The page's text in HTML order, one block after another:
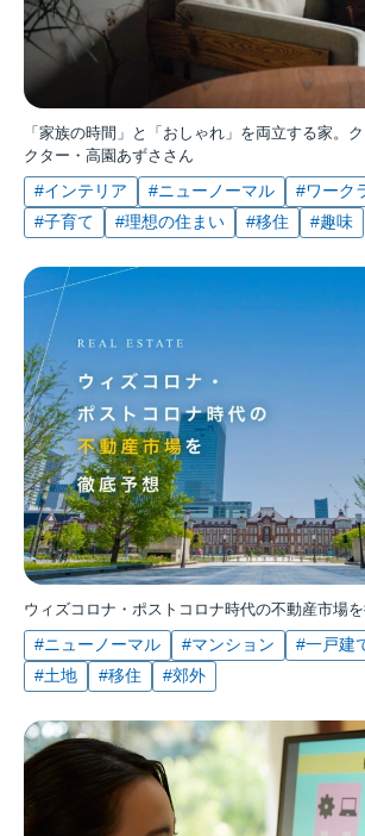
「家族の時間」と「おしゃれ」を両立する家。
クター・高園あずささん
#インテリア #ニューノーマル
#ワーク
#子育て
#理想の住まい #移住 #趣味
ウィズコロナ・ポストコロナ時代の不動産市場
#ニューノーマル #マンション #一戸建
#土地
#移住 #郊外